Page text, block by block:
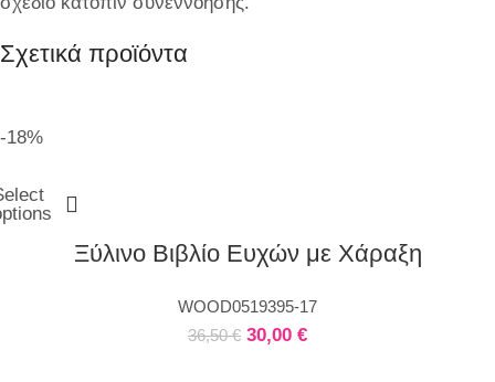
Σχετικά προϊόντα
-18%
Ξύλινο Βιβλίο Ευχών με Χάραξη
WOOD0519395-17
36,50€ 30,00 €